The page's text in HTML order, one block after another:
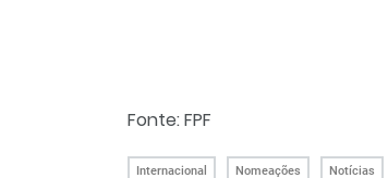
Fonte: FPF
Internacional Nomeações Notícias